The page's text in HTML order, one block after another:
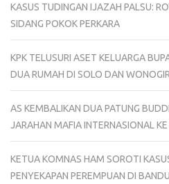
KASUS TUDINGAN IJAZAH PALSU:
SIDANG POKOK PERKARA
KPK TELUSURI ASET KELUARGA
DUA RUMAH DI SOLO DAN
AS KEMBALIKAN DUA PATUNG
JARAHAN MAFIA INTERNASIONAL
KETUA KOMNAS HAM SOROTI
PENYEKAPAN PEREMPUAN DI